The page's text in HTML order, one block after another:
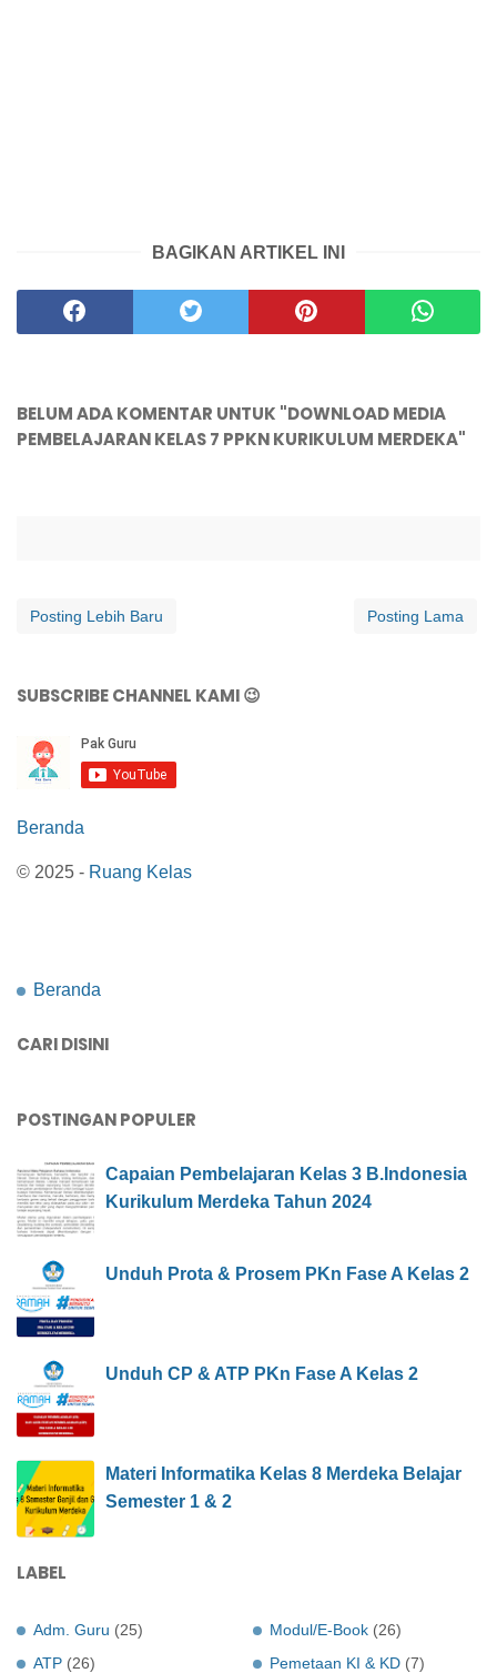
BAGIKAN ARTIKEL INI
BELUM ADA KOMENTAR UNTUK "DOWNLOAD MEDIA
PEMBELAJARAN KELAS 7 PPKN KURIKULUM MERDEKA"
Posting Lebih Baru Posting Lama
SUBSCRIBE CHANNEL KAMI 😉
Beranda
© 2025 - Ruang Kelas
Beranda
CARI DISINI
POSTINGAN POPULER
Capaian Pembelajaran Kelas 3 B.Indonesia
Kurikulum Merdeka Tahun 2024
Unduh Prota & Prosem PKn Fase A Kelas 2
Unduh CP & ATP PKn Fase A Kelas 2
Materi Informatika Kelas 8 Merdeka Belajar
Semester 1 & 2
LABEL
Adm. Guru (25)
ATP (26)
Modul/E-Book (26)
Pemetaan KI & KD (7)